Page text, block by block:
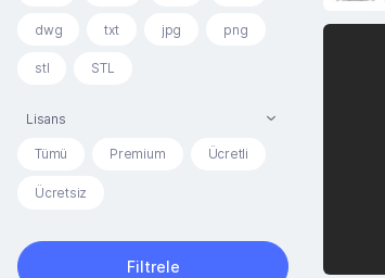
dwg txt jpg png
stl STL
Lisans
Tümü Premium Ücretli
Ücretsiz
Filtrele